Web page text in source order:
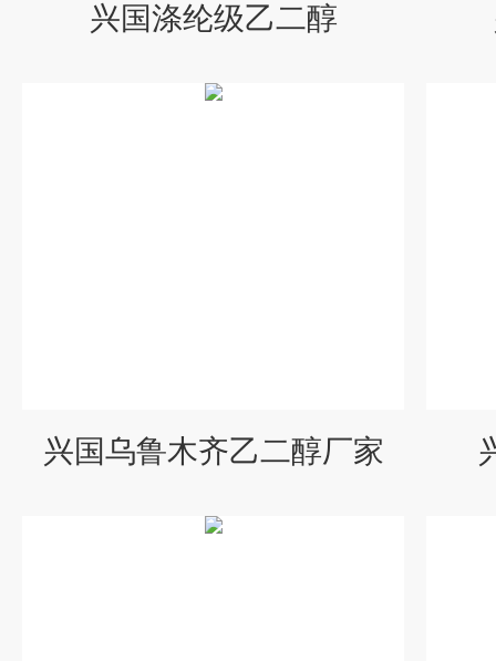
兴国涤纶级乙二醇
兴国乌鲁木齐乙二醇厂家